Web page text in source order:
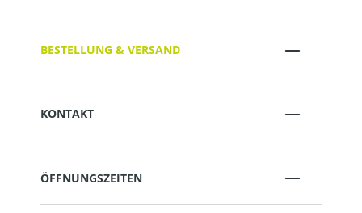
BESTELLUNG & VERSAND
KONTAKT
ÖFFNUNGSZEITEN